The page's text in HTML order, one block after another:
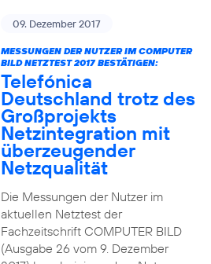
09. Dezember 2017
MESSUNGEN DER NUTZER IM COMPUTER
BILD NETZTEST 2017 BESTÄTIGEN:
Telefónica
Deutschland trotz des
Großprojekts
Netzintegration mit
überzeugender
Netzqualität
Die Messungen der Nutzer im
aktuellen Netztest der
Fachzeitschrift COMPUTER BILD
(Ausgabe 26 vom 9. Dezember